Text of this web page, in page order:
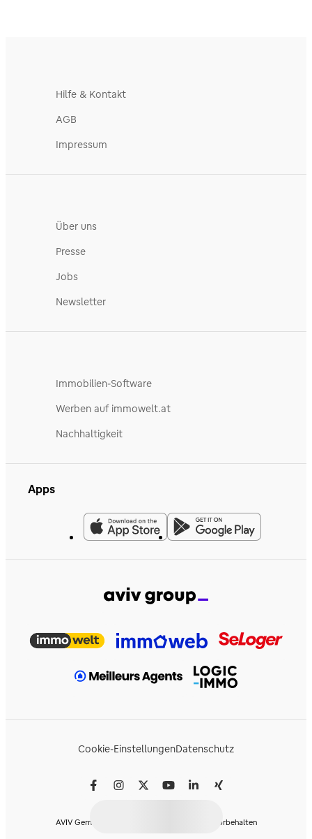
Hilfe & Kontakt
AGB
Impressum
Über uns
Presse
Jobs
Newsletter
Immobilien-Software
Werben auf immowelt.at
Nachhaltigkeit
Apps
Cookie-EinstellungenDatenschutz
AVIV Germany GmbH © 2026 - Alle Rechte vorbehalten